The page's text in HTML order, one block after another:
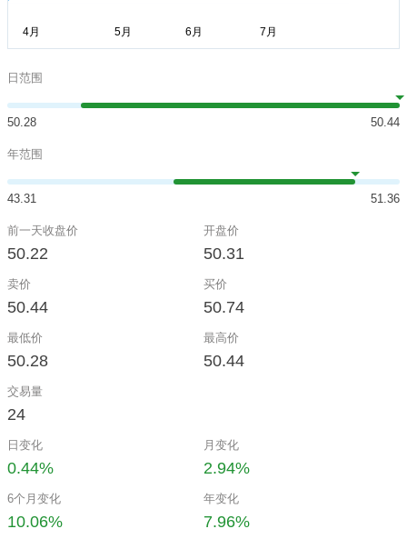
日范围
50.28 50.44
年范围
43.31 51.36
前一天收盘价
50.22
开盘价
50.31
卖价
50.44
买价
50.74
最低价
50.28
最高价
50.44
交易量
24
日变化
0.44%
月变化
2.94%
6个月变化
10.06%
年变化
7.96%